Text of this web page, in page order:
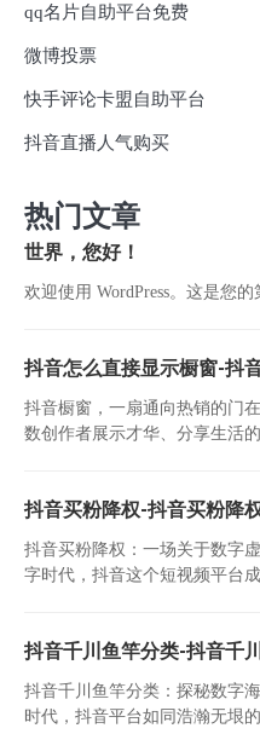
qq名片自助平台免费
微博投票
快手评论卡盟自助平台
抖音直播人气购买
热门文章
世界，您好！
欢迎使用 WordPress。这是您
抖音怎么直接显示橱窗-抖
抖音橱窗，一扇通向热销的门
数创作者展示才华、分享生活
抖音买粉降权-抖音买粉降
抖音买粉降权：一场关于数字
字时代，抖音这个短视频平台
抖音千川鱼竿分类-抖音千
抖音千川鱼竿分类：探秘数字
时代，抖音平台如同浩瀚无垠